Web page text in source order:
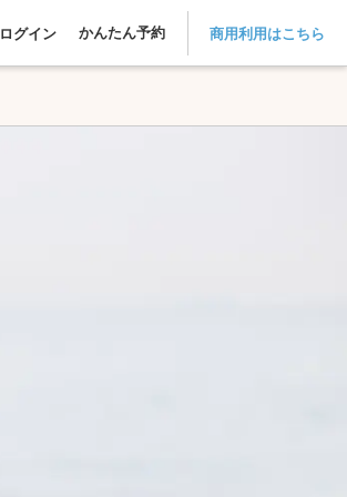
ログイン かんたん予約 商用利用はこちら